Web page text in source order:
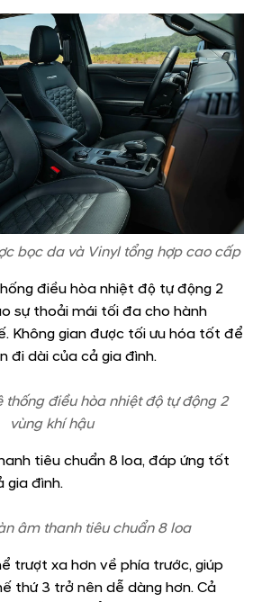
dây với Apple CarPlay® và Android
Auto™
bọc da và Vinyl tổng hợp cao cấp.
mới với lớp đệm và mút xốp
ưu hóa sự êm ái và thoải mái
là trong những hành trình
bị tính năng chỉnh điện 8 hướng tiện
bọc da và Vinyl tổng hợp cao cấp
sự thoải mái tối đa cho hành
Không gian được tối ưu hóa tốt để
đi dài của cả gia đình.